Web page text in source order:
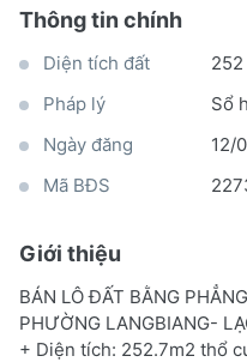
Thông tin chính
Diện tích đất 252
Pháp lý
Sổ
Ngày đăng
12/
Mã BĐS
Giới thiệu
BÁN LÔ ĐẤT BẰNG
PHƯỜNG LANGBIANG-
+ Diện tích: 252.7m2 thổ